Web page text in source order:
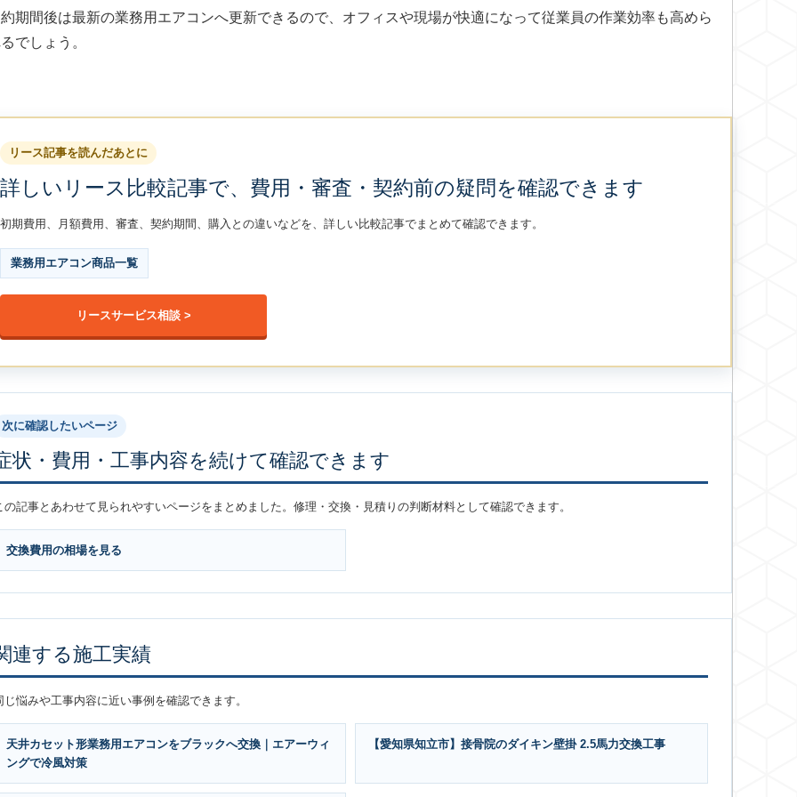
期間後は最新の業務用エアコンへ更新できるので、オフィスや現場が快適になって従業員の作業効率も高めら
でしょう。
リース記事を読んだあとに
詳しいリース比較記事で、費用・審査・契約前の疑問を確認できます
初期費用、月額費用、審査、契約期間、購入との違いなどを、詳しい比較記事でまとめて確認できます。
業務用エアコン商品一覧
リースサービス相談
次に確認したいページ
状・費用・工事内容を続けて確認できます
の記事とあわせて見られやすいページをまとめました。修理・交換・見積りの判断材料として確認できます。
交換費用の相場を見る
連する施工実績
じ悩みや工事内容に近い事例を確認できます。
天井カセット形業務用エアコンをブラックへ交換｜エアーウィ
ングで冷風対策
【愛知県知立市】接骨院のダイキン壁掛 2.5馬力交換工事